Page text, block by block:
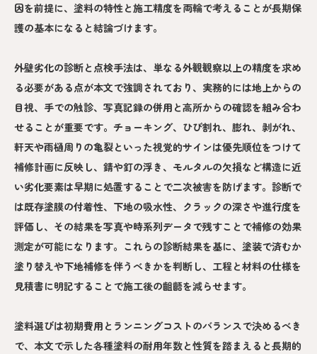
因を前提に、塗料の特性と施工精度を両輪で考えることが長期保
護の基本になると結論づけます。
外壁劣化の診断と点検手法は、単なる外観観察以上の精度を求め
る必要がある点が本文で強調されており、実務的には地上からの
目視、手での触診、写真記録の併用と高所からの確認を組み合わ
せることが重要です。チョーキング、ひび割れ、膨れ、剥がれ、
軒天や雨樋周りの亀裂といった視覚的サインは優先順位をつけて
補修計画に反映し、錆や釘の浮き、モルタルの欠損など構造に近
い劣化要素は早期に処置することで二次被害を防げます。診断で
は既存塗膜の付着性、下地の吸水性、クラックの深さや進行度を
評価し、その結果を写真や時系列データで残すことで補修の効果
測定が可能になります。これらの診断結果を基に、塗装で済むか
塗り替えや下地補修を伴うべきかを判断し、工程と材料の仕様を
見積書に明記することで施工後の齟齬を減らせます。
塗料選びは初期費用とランニングコストのバランスで決めるべき
で、本文で示した各種塗料の耐用年数と性質を踏まえると長期的